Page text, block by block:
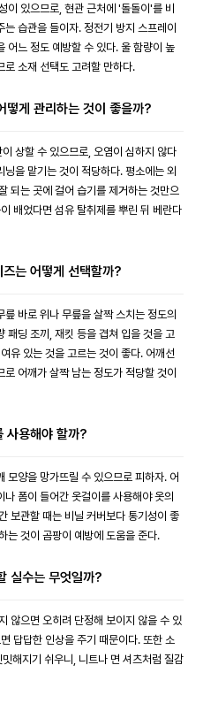
이 있으므로, 현관 근처에 '돌돌이'를 비
습관을 들이자. 정전기 방지 스프레이
어느 정도 예방할 수 있다. 울 함량이 높
로 소재 선택도 고려할 만하다.
떻게 관리하는 것이 좋을까?
상할 수 있으므로, 오염이 심하지 않다
을 맡기는 것이 적당하다. 평소에는 외
되는 곳에 걸어 습기를 제거하는 것만으
배었다면 섬유 탈취제를 뿌린 뒤 베란다
는 어떻게 선택할까?
바로 위나 무릎을 살짝 스치는 정도의
패딩 조끼, 재킷 등을 겹쳐 입을 것을 고
유 있는 것을 고르는 것이 좋다. 어깨선
어깨가 살짝 남는 정도가 적당할 것이
사용해야 할까?
모양을 망가뜨릴 수 있으므로 피하자. 어
폼이 들어간 옷걸이를 사용해야 옷의
보관할 때는 비닐 커버보다 통기성이 좋
는 것이 곰팡이 예방에 도움을 준다.
실수는 무엇일까?
않으면 오히려 단정해 보이지 않을 수 있
답답한 인상을 주기 때문이다. 또한 소
해지기 쉬우니, 니트나 면 셔츠처럼 질감